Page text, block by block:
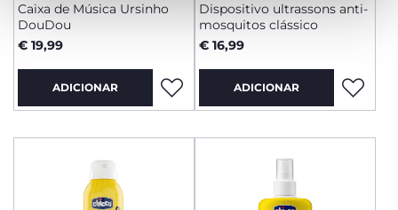
Caixa de Música Ursinho
DouDou
€ 19,99
ADICIONAR
Dispositivo ultrassons anti-
mosquitos clássico
€ 16,99
ADICIONAR